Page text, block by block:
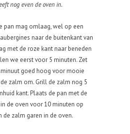
nog even de oven in.
pan mag omlaag, wel op een
naar de buitenkant van
met de roze kant naar beneden
we eerst voor 5 minuten. Zet
goed hoog voor mooie
zalm om. Grill de zalm nog 5
kant. Plaats de pan met de
de oven voor 10 minuten op
de zalm garen in de oven.